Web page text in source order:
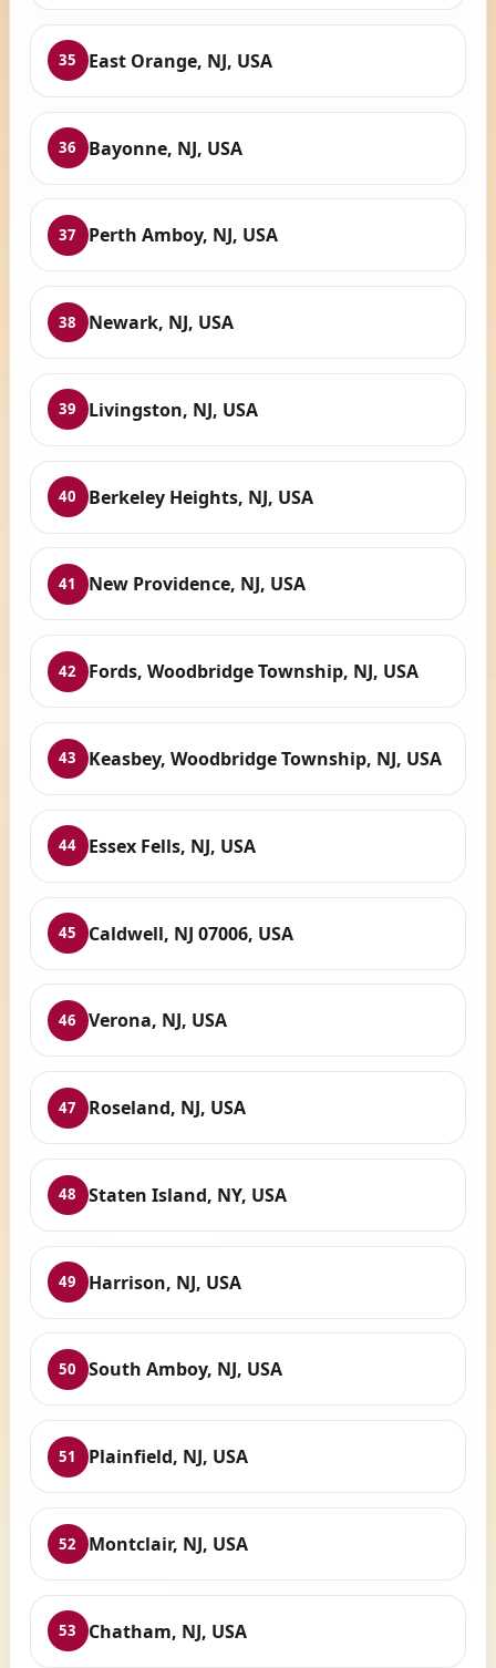
35 East Orange, NJ, USA
36 Bayonne, NJ, USA
37 Perth Amboy, NJ, USA
38 Newark, NJ, USA
39 Livingston, NJ, USA
40 Berkeley Heights, NJ, USA
41 New Providence, NJ, USA
42 Fords, Woodbridge Township, NJ, USA
43 Keasbey, Woodbridge Township, NJ, USA
44 Essex Fells, NJ, USA
45 Caldwell, NJ 07006, USA
46 Verona, NJ, USA
47 Roseland, NJ, USA
48 Staten Island, NY, USA
49 Harrison, NJ, USA
50 South Amboy, NJ, USA
51 Plainfield, NJ, USA
52 Montclair, NJ, USA
53 Chatham, NJ, USA